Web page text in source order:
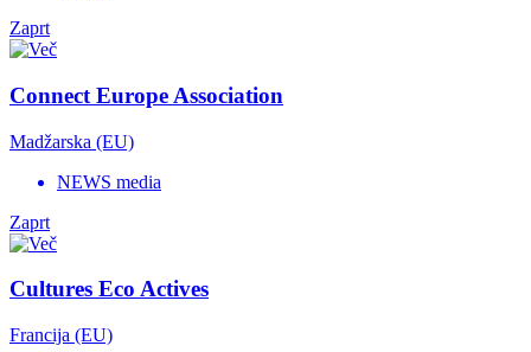
Zaprt
Connect Europe Association
Madžarska (EU)
NEWS media
Zaprt
Cultures Eco Actives
Francija (EU)